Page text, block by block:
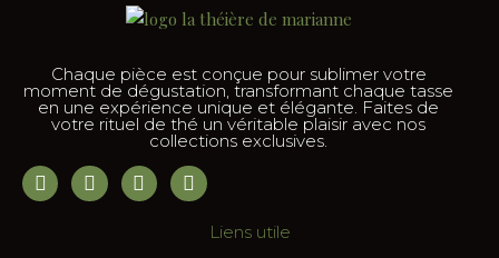
Chaque pièce est conçue pour sublimer votre
moment de dégustation, transformant chaque tasse
en une expérience unique et élégante. Faites de
votre rituel de thé un véritable plaisir avec nos
collections exclusives.
Liens utile